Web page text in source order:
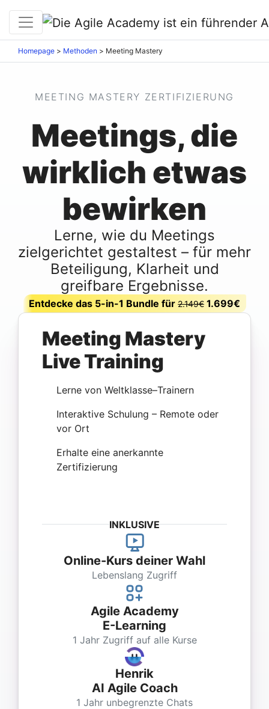
Homepage > Methoden > Meeting Mastery
MEETING MASTERY ZERTIFIZIERUNG
Meetings, die
wirklich etwas
bewirken
Lerne, wie du Meetings
zielgerichtet gestaltest – für mehr
Beteiligung, Klarheit und
greifbare Ergebnisse.
Entdecke das 5-in-1 Bundle für2.149€1.699€
Meeting Mastery
Live Training
Lerne von Weltklasse–Trainern
Interaktive Schulung – Remote oder
vor Ort
Erhalte eine anerkannte
Zertifizierung
INKLUSIVE
Online-Kurs deiner Wahl
Lebenslang Zugriff
Agile Academy
E-Learning
1 Jahr Zugriff auf alle Kurse
Henrik
AI Agile Coach
1 Jahr unbegrenzte Chats